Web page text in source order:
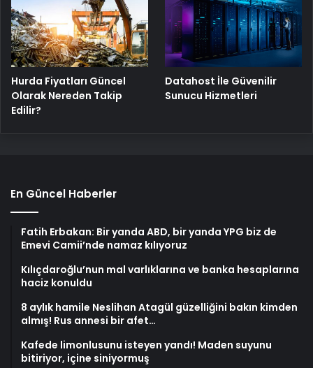
Hurda Fiyatları Güncel
Olarak Nereden Takip
Edilir?
Datahost İle Güvenilir
Sunucu Hizmetleri
En Güncel Haberler
Fatih Erbakan: Bir yanda ABD, bir yanda YPG biz de
Emevi Camii’nde namaz kılıyoruz
Kılıçdaroğlu’nun mal varlıklarına ve banka hesaplarına
haciz konuldu
8 aylık hamile Neslihan Atagül güzelliğini bakın kimden
almış! Rus annesi bir afet…
Kafede limonlusunu isteyen yandı! Maden suyunu
bitiriyor, içine siniyormuş